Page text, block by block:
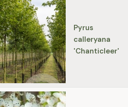
Pyrus
calleryana
'Chanticleer'